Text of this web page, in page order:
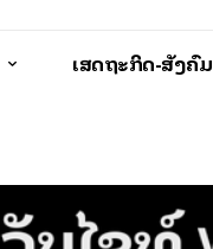
ເສດຖະກິດ-ສັງຄົມ